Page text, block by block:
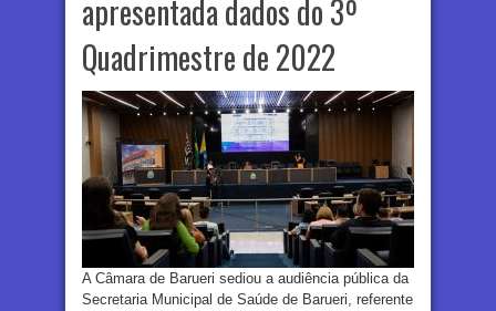
apresentada dados do 3º
Quadrimestre de 2022
A Câmara de Barueri sediou a audiência pública da
Secretaria Municipal de Saúde de Barueri, referente